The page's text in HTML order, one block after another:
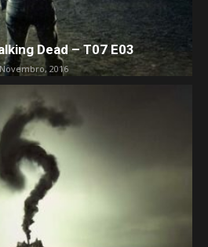
Dead – T07 E03
2016